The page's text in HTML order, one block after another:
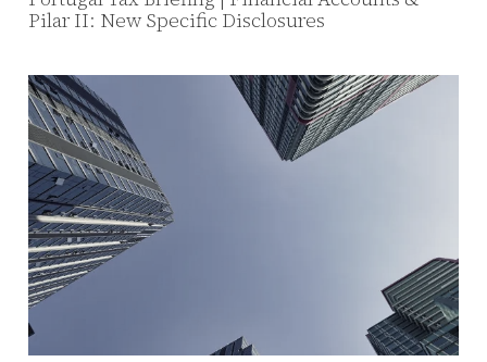
Pilar II: New Specific Disclosures